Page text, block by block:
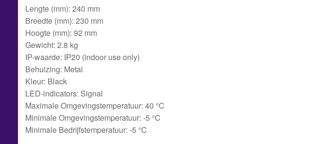
Lengte (mm): 240 mm
Breedte (mm): 230 mm
Hoogte (mm): 92 mm
Gewicht: 2.8 kg
IP-waarde: IP20 (indoor use only)
Behuizing: Metal
Kleur: Black
LED-indicators: Signal
Maximale Omgevingstemperatuur: 40 °C
Minimale Omgevingstemperatuur: -5 °C
Minimale Bedrijfstemperatuur: -5 °C